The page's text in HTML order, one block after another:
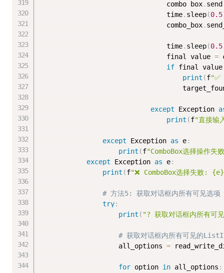
                                combo_box
.
                                time
. sleep(0.5
                                combo_box
.
                                time
. sleep(0.5
                                final_value
=
if
print (f
except Exception
print (f"直接
except Exception as e:
print (f"ComboBox选择操作
except Exception as e:
print (f"❌ ComboBox选择失败:
# 方法5: 获取对话框内所有可见选项
try:
print ( "? 获取对话框内所有
# 获取对话框内所有可见的
                    all_options
=
for option in all_options :